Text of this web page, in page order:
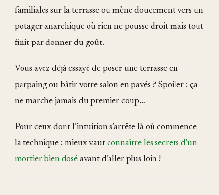
familiales sur la terrasse ou mène doucement vers un
potager anarchique où rien ne pousse droit mais tout
finit par donner du goût.
Vous avez déjà essayé de poser une terrasse en
parpaing ou bâtir votre salon en pavés ? Spoiler : ça
ne marche jamais du premier coup…
Pour ceux dont l’intuition s’arrête là où commence
la technique : mieux vaut connaître les secrets d'un
mortier bien dosé avant d’aller plus loin !